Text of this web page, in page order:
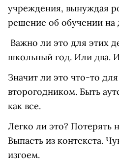
учреждения, вынуждая
решение об обучении на
Важно ли это для этих
школьный год. Или два.
Значит ли это что-то
второгодником. Быть
как все.
Легко ли это? Потерять
Выпасть из контекста.
изгоем.